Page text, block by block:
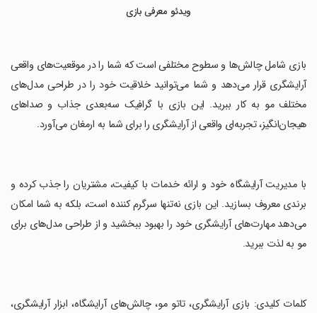
ویدئو معرفی بازی
‏بازی شامل چالش‌ها و سطوح مختلفی است که شما را در موقعیت‌های واقعی
آرایشگری قرار می‌دهد و شما می‌توانید خلاقیت خود را در طراحی مدل‌های
مختلف مو به کار ببرید. این بازی با گرافیک سه‌بعدی جذاب و صداهای
هیجان‌انگیز، تجربه‌ای واقعی از آرایشگری را برای شما به ارمغان می‌آورد.
‏با مدیریت آرایشگاه خود و ارائه خدمات با کیفیت، مشتریان را جذب کرده و
برندی معروف بسازید. این بازی نه‌تنها سرگرم کننده است، بلکه به شما امکان
می‌دهد مهارت‌های آرایشگری خود را بهبود ببخشید و از طراحی مدل‌های برای
مو به لذت ببرید.
‏کلمات کلیدی: بازی آرایشگری، تاتو مو، چالش‌های آرایشگاه، ابزار آرایشگری،